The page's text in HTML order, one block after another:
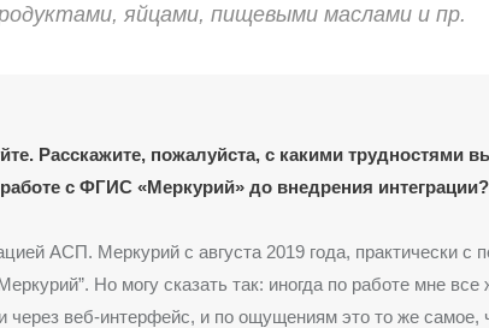
яйцами, пищевыми маслами и пр.
Расскажите, пожалуйста, с какими трудностями
с ФГИС «Меркурий» до внедрения интеграции?
АСП. Меркурий с августа 2019 года, практически с
Но могу сказать так: иногда по работе мне все
через веб-интерфейс, и по ощущениям это то же самое,